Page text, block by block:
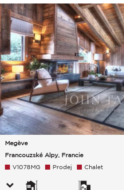
Megève
Francouzské Alpy, Francie
V1078MG Prodej Chalet